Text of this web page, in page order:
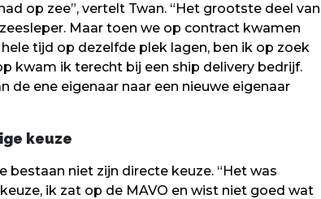
op zee”, vertelt Twan. “Het grootste deel van
Maar toen we op contract kwamen
tijd op dezelfde plek lagen, ben ik op zoek
kwam ik terecht bij een ship delivery bedrijf.
de ene eigenaar naar een nieuwe eigenaar
keuze
bestaan niet zijn directe keuze. “Het was
ik zat op de MAVO en wist niet goed wat